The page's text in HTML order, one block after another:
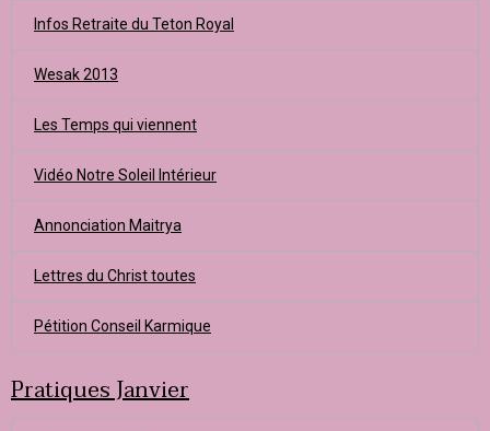
Infos Retraite du Teton Royal
Wesak 2013
Les Temps qui viennent
Vidéo Notre Soleil Intérieur
Annonciation Maitrya
Lettres du Christ toutes
Pétition Conseil Karmique
Pratiques Janvier